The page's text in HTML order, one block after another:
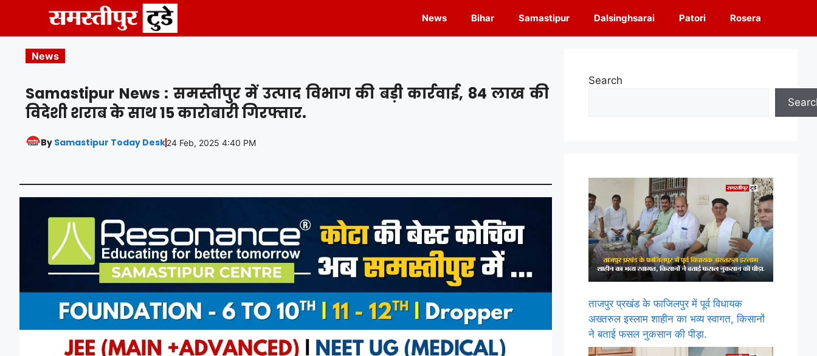
content
News Bihar Samastipur Dalsinghsarai Patori Rosera
News
Samastipur News : समस्तीपुर में उत्पाद विभाग की बड़ी कार्रवाई, 84 लाख की
विदेशी शराब के साथ 15 कारोबारी गिरफ्तार.
By Samastipur Today Desk24 Feb, 2025 4:40 PM
Search
ताजपुर प्रखंड के फाजिलपुर में पूर्व विधायक
अख्तरुल इस्लाम शाहीन का भव्य स्वागत, किसानों
ने बताई फसल नुकसान की पीड़ा.